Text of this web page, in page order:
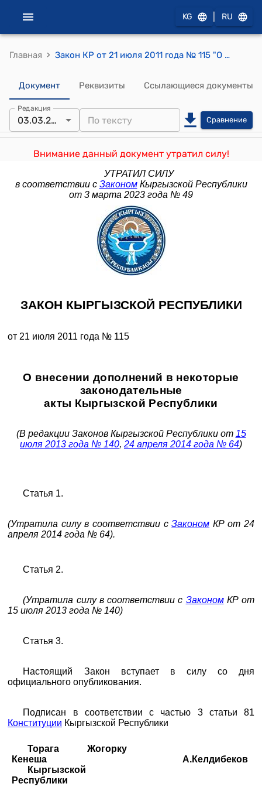
KG RU
Главная › Закон КР от 21 июля 2011 года № 115 "О внесении дополнений в некоторые законодательные акты Кыргызской Республики"
Документ Реквизиты Ссылающиеся документы
Редакция
03.03.2023 Сравнение
Внимание данный документ утратил силу!